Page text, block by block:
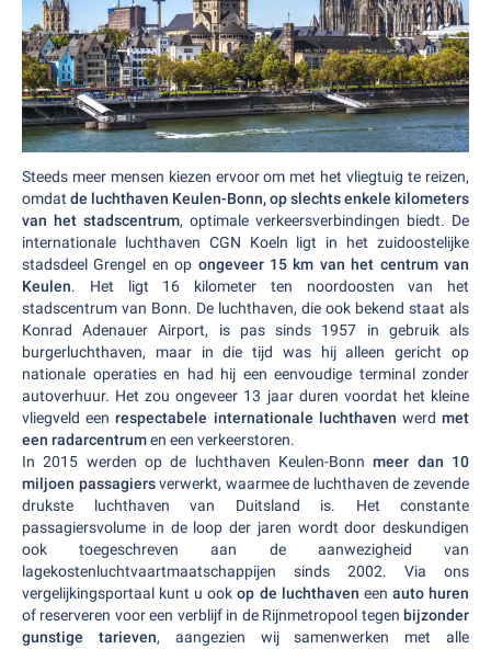
Steeds meer mensen kiezen ervoor om met het vliegtuig te reizen,
omdat de luchthaven Keulen-Bonn, op slechts enkele kilometers
van het stadscentrum, optimale verkeersverbindingen biedt. De
internationale luchthaven CGN Koeln ligt in het zuidoostelijke
stadsdeel Grengel en op ongeveer 15 km van het centrum van
Keulen. Het ligt 16 kilometer ten noordoosten van het
stadscentrum van Bonn. De luchthaven, die ook bekend staat als
Konrad Adenauer Airport, is pas sinds 1957 in gebruik als
burgerluchthaven, maar in die tijd was hij alleen gericht op
nationale operaties en had hij een eenvoudige terminal zonder
autoverhuur. Het zou ongeveer 13 jaar duren voordat het kleine
vliegveld eenrespectabele internationale luchthaven werdmet
een radarcentrumen een verkeerstoren.
In 2015 werden op de luchthaven Keulen-Bonnmeer dan 10
miljoen passagiersverwerkt, waarmee de luchthaven de zevende
drukste luchthaven van Duitsland is. Het constante
passagiersvolume in de loop der jaren wordt door deskundigen
ook toegeschreven aan de aanwezigheid van
lagekostenluchtvaartmaatschappijen sinds 2002. Via ons
vergelijkingsportaal kunt u ookop de luchthaven een auto huren
of reserveren voor een verblijf in de Rijnmetropool tegen bijzonder
gunstige tarieven, aangezien wij samenwerken met alle